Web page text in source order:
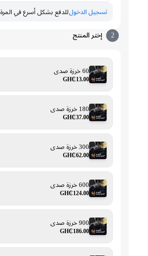
تسجيل الدخول للدفع بشكل أسرع في المرة القادمة
إختر المنتج
60 خرزة صدى
GH₵13.00
180 خرزة صدى
GH₵37.00
300 خرزة صدى
GH₵62.00
600 خرزة صدى
GH₵124.00
900 خرزة صدى
GH₵186.00